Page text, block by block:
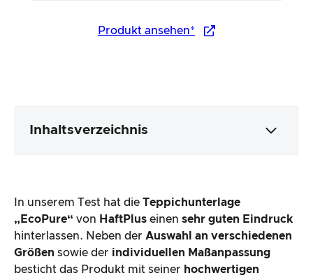
Produkt ansehen*
Inhaltsverzeichnis
Produktverarbeitung & Erscheinungsbild
Der Praxistest
In unserem Test hat die Teppichunterlage
„EcoPure“ von HaftPlus einen sehr guten Eindruck
hinterlassen. Neben der Auswahl an verschiedenen
Größen sowie der individuellen Maßanpassung
besticht das Produkt mit seiner hochwertigen